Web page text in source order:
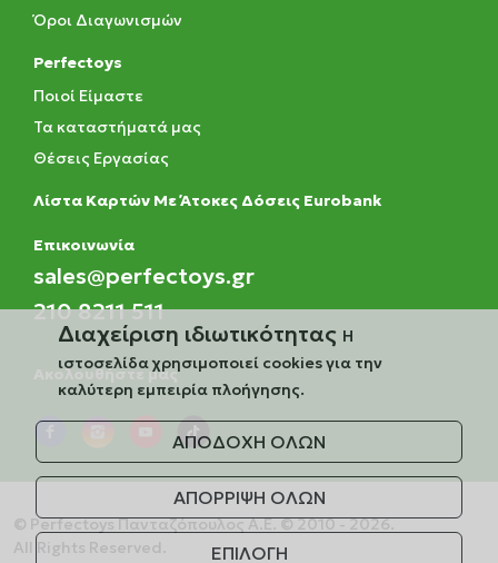
Όροι Διαγωνισμών
Perfectoys
Ποιοί Είμαστε
Τα καταστήματά μας
Θέσεις Εργασίας
Λίστα Καρτών Με Άτοκες Δόσεις Eurobank
Eπικοινωνία
sales@perfectoys.gr
210 8211 511
Ακολουθήστε μας
© Perfectoys Πανταζόπουλος Α.Ε. © 2010 - 2026.
All Rights Reserved.
Διαχείριση ιδιωτικότητας Η
ιστοσελίδα χρησιμοποιεί cookies για την
καλύτερη εμπειρία πλοήγησης.
ΑΠΟΔΟΧΗ ΟΛΩΝ
ΑΠΟΡΡΙΨΗ ΟΛΩΝ
ΕΠΙΛΟΓΗ